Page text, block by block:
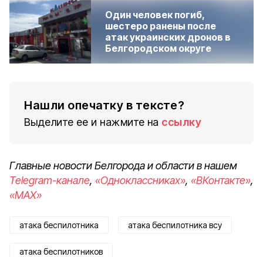
Один человек погиб,
шестеро ранены после
атак украинских дронов в
Белгородском округе
Нашли опечатку в тексте?
Выделите ее и нажмите на ссылку
Главные новости Белгорода и области в нашем
Telegram-канале, «Одноклассниках», «ВКонтакте»,
«MAX»
атака беспилотника атака беспилотника всу
атака беспилотников